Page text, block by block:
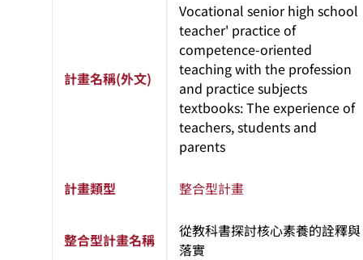
計畫名稱(外文)
Vocational senior high school
teacher' practice of
competence-oriented
teaching with the profession
and practice subjects
textbooks: The experience of
teachers, students and
parents
計畫類型 整合型計畫
整合型計畫名稱
從教科書探討核心素養的詮釋與
落實